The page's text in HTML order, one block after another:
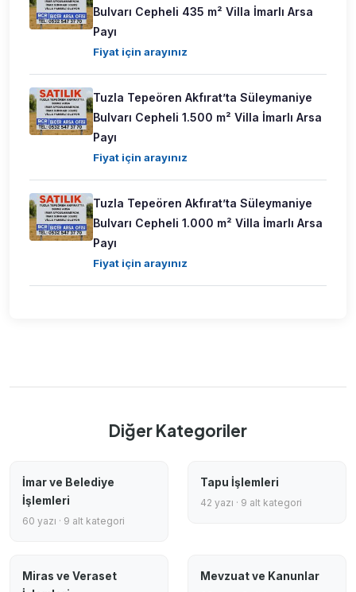
Bulvarı Cepheli 435 m² Villa İmarlı Arsa
Payı
Fiyat için arayınız
Tuzla Tepeören Akfırat’ta Süleymaniye
Bulvarı Cepheli 1.500 m² Villa İmarlı Arsa
Payı
Fiyat için arayınız
Tuzla Tepeören Akfırat’ta Süleymaniye
Bulvarı Cepheli 1.000 m² Villa İmarlı Arsa
Payı
Fiyat için arayınız
Diğer Kategoriler
İmar ve Belediye
İşlemleri
60 yazı · 9 alt kategori
Tapu İşlemleri
42 yazı · 9 alt kategori
Miras ve Veraset
Mevzuat ve Kanunlar